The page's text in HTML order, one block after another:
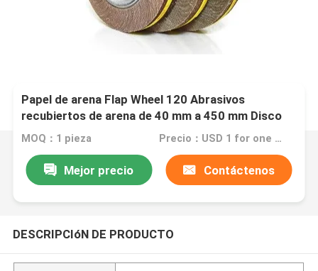
Papel de arena Flap Wheel 120 Abrasivos
recubiertos de arena de 40 mm a 450 mm Disco
de acolchado de pulido
MOQ：1 pieza Precio：USD 1 for one piece
Mejor precio Contáctenos
DESCRIPCIóN DE PRODUCTO